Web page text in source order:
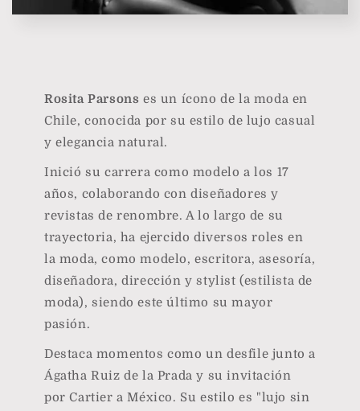
Rosita Parsons es un ícono de la moda en
Chile, conocida por su estilo de lujo casual
y elegancia natural.
Inició su carrera como modelo a los 17
años, colaborando con diseñadores y
revistas de renombre. A lo largo de su
trayectoria, ha ejercido diversos roles en
la moda, como modelo, escritora, asesoría,
diseñadora, dirección y stylist (estilista de
moda), siendo este último su mayor
pasión.
Destaca momentos como un desfile junto a
Ágatha Ruiz de la Prada y su invitación
por Cartier a México. Su estilo es "lujo sin